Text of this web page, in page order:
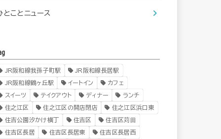
とことニュース
JR阪和線我孫子町駅 JR阪和線長居駅
JR阪和線鶴ヶ丘駅 イートイン カフェ
スイーツ テイクアウト ディナー ランチ
住之江区 住之江区の開店閉店 住之江区浜口東
住吉公園汐かけ横丁 住吉区 住吉区苅田
住吉区長居 住吉区長居東 住吉区長居西